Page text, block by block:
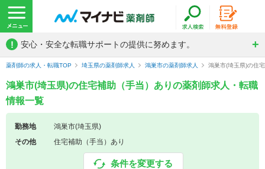
! 安心・安全な転職サポートの提供に努めます。
薬剤師の求人・転職TOP 埼玉県の薬剤師求人 鴻巣市の薬剤師求人 鴻巣市(埼玉県)の住
鴻巣市(埼玉県)の住宅補助（手当）ありの薬剤師求人・転職
情報一覧
勤務地
鴻巣市(埼玉県)
その他
住宅補助（手当）あり
条件を変更する